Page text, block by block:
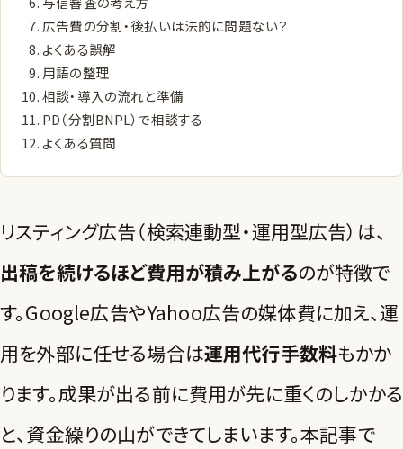
広告費の分割・後払いは法的に問題ない？
よくある誤解
用語の整理
相談・導入の流れと準備
PD（分割BNPL）で相談する
よくある質問
リスティング広告（検索連動型・運用型広告）は、
出稿を続けるほど費用が積み上がるのが特徴で
す。Google広告やYahoo広告の媒体費に加え、運
用を外部に任せる場合は運用代行手数料もかか
ります。成果が出る前に費用が先に重くのしかかる
と、資金繰りの山ができてしまいます。本記事で